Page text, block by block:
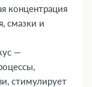
концентрация
смазки и
—
стимулирует